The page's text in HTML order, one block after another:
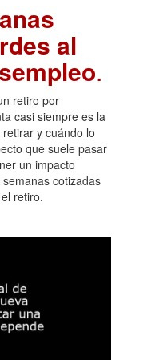
al
.
retiro por
casi siempre es la
y cuándo lo
que suele pasar
un impacto
cotizadas
retiro.